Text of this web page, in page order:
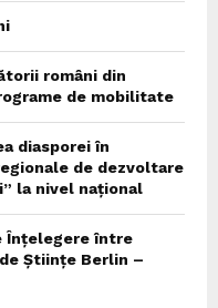
români din
de mobilitate
diasporei în
de dezvoltare
la nivel național
Înțelegere între
de Științe Berlin –